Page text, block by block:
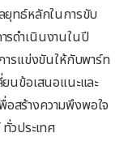
ยุทธ์หลักในการขับ
รดำเนินงานในปี
ารแข่งขันให้กับพาร์ท
นข้อเสนอแนะและ
สร้างความพึงพอใจ
วประเทศ